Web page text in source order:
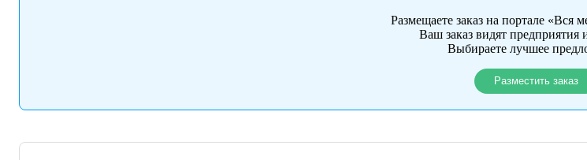
Размещаете заказ на портале «Вся
Ваш заказ видят предприятия
Выбираете лучшее
Разместить заказ